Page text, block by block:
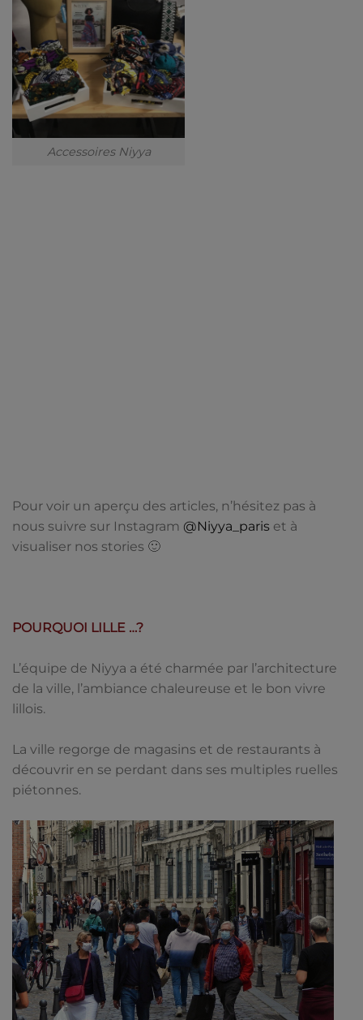
Accessoires Niyya
Pour voir un aperçu des articles, n’hésitez pas à
nous suivre sur Instagram @Niyya_paris et à
visualiser nos stories 🙂
POURQUOI LILLE …?
L’équipe de Niyya a été charmée par l’architecture
de la ville, l’ambiance chaleureuse et le bon vivre
lillois.
La ville regorge de magasins et de restaurants à
découvrir en se perdant dans ses multiples ruelles
piétonnes.